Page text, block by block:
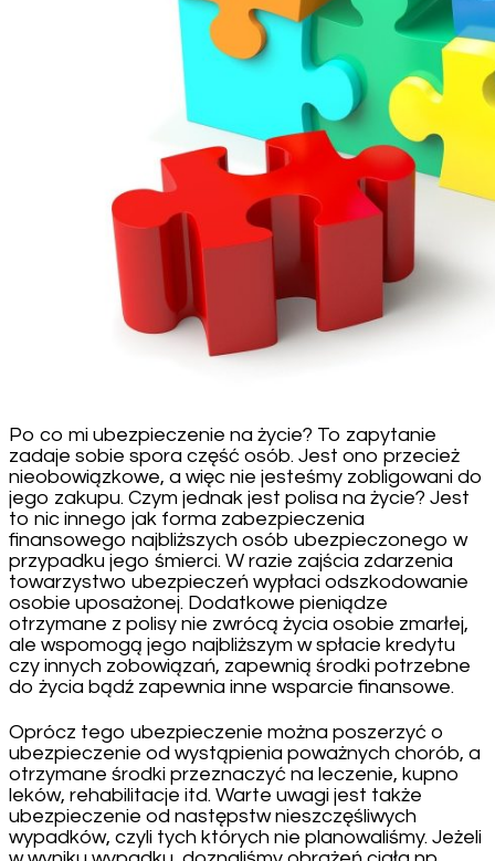
Po co mi ubezpieczenie na życie? To zapytanie
zadaje sobie spora część osób. Jest ono przecież
nieobowiązkowe, a więc nie jesteśmy zobligowani do
jego zakupu. Czym jednak jest polisa na życie? Jest
to nic innego jak forma zabezpieczenia
finansowego najbliższych osób ubezpieczonego w
przypadku jego śmierci. W razie zajścia zdarzenia
towarzystwo ubezpieczeń wypłaci odszkodowanie
osobie uposażonej. Dodatkowe pieniądze
otrzymane z polisy nie zwrócą życia osobie zmarłej,
ale wspomogą jego najbliższym w spłacie kredytu
czy innych zobowiązań, zapewnią środki potrzebne
do życia bądź zapewnia inne wsparcie finansowe.
Oprócz tego ubezpieczenie można poszerzyć o
ubezpieczenie od wystąpienia poważnych chorób, a
otrzymane środki przeznaczyć na leczenie, kupno
leków, rehabilitacje itd. Warte uwagi jest także
ubezpieczenie od następstw nieszczęśliwych
wypadków, czyli tych których nie planowaliśmy. Jeżeli